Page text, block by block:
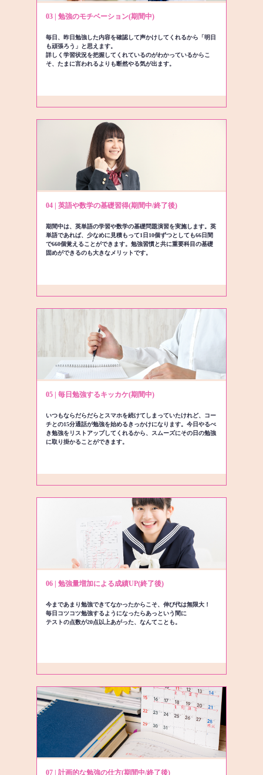
03 | 勉強のモチベーション(期間中)
毎日、昨日勉強した内容を確認して声かけしてくれるから「明日
も頑張ろう」と思えます。
詳しく学習状況を把握してくれているのがわかっているからこ
そ、たまに言われるよりも断然やる気が出ます。
04 | 英語や数学の基礎習得(期間中/終了後)
期間中は、英単語の学習や数学の基礎問題演習を実施します。英
単語であれば、少なめに見積もって1日10個ずつとしても66日間
で660個覚えることができます。勉強習慣と共に重要科目の基礎
固めができるのも大きなメリットです。
05 | 毎日勉強するキッカケ(期間中)
いつもならだらだらとスマホを続けてしまっていたけれど、コー
チとの15分通話が勉強を始めるきっかけになります。今日やるべ
き勉強をリストアップしてくれるから、スムーズにその日の勉強
に取り掛かることができます。
06 | 勉強量増加による成績UP(終了後)
今まであまり勉強できてなかったからこそ、伸び代は無限大！
毎日コツコツ勉強するようになったらあっという間に
テストの点数が20点以上あがった、なんてことも。
07 | 計画的な勉強の仕方(期間中/終了後)